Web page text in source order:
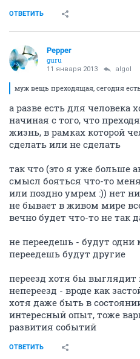
ОТВЕТИТЬ
Pepper
guru
11 января 2013 algol
муж вещь преходящая, сегодня
а разве есть для человека
начиная с того, что
жизнь, в рамках которой
сделать или не сделать
так что (это я уже больше
смысл бояться что-то
или поздно умрем :)) нет
не бывает в живом мире
вечно будет что-то не так
не переедешь - будут
переедешь будут другие
переезд хотя бы выглядит
непереезд - вроде как
хотя даже быть в
интересный опыт, тоже
развития событий
ОТВЕТИТЬ